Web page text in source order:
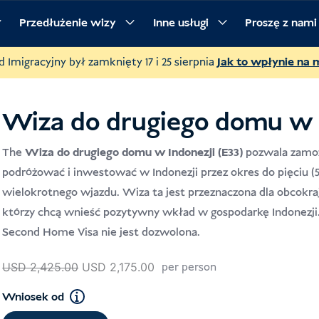
Przedłużenie wizy Inne usługi Proszę z
Imigracyjny był zamknięty 17 i 25 sierpnia Jak to wpłynie na
Procedura
Wiza do drugiego domu
TheWiza do drugiego domu w Indonezji (E33) pozwala
podróżować i inwestować w Indonezji przez okres do pięciu
wielokrotnego wjazdu. Wiza ta jest przeznaczona dla
którzy chcą wnieść pozytywny wkład w gospodarkę
Second Home Visa nie jest dozwolona.
USD2,425.00 Pierwotna
wynosiła:
USD 2,175.00 Aktualna
per person
Wniosek od